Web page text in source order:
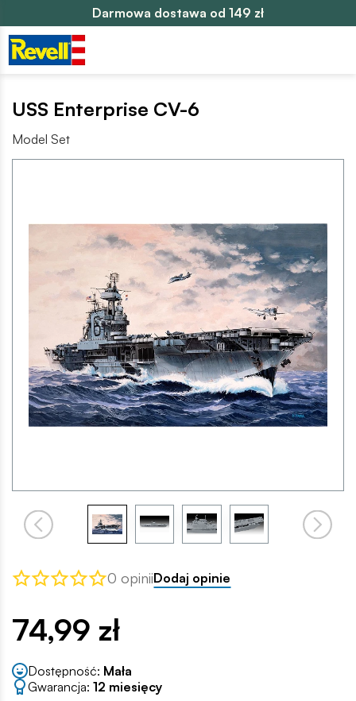
Darmowa dostawa od 149 zł
USS Enterprise CV-6
Model Set
0 opiniiDodaj opinie
74,99 zł
Dostępność: Mała
Gwarancja: 12 miesięcy